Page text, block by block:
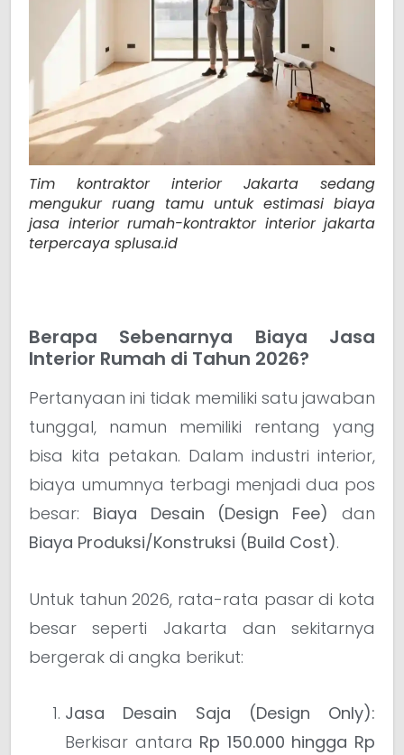
Tim kontraktor interior Jakarta sedang
mengukur ruang tamu untuk estimasi biaya
jasa interior rumah-kontraktor interior jakarta
terpercaya splusa.id
Berapa Sebenarnya Biaya Jasa
Interior Rumah di Tahun 2026?
Pertanyaan ini tidak memiliki satu jawaban
tunggal, namun memiliki rentang yang
bisa kita petakan. Dalam industri interior,
biaya umumnya terbagi menjadi dua pos
besar: Biaya Desain (Design Fee) dan
Biaya Produksi/Konstruksi (Build Cost).
Untuk tahun 2026, rata-rata pasar di kota
besar seperti Jakarta dan sekitarnya
bergerak di angka berikut:
Jasa Desain Saja (Design Only):
Berkisar antara Rp 150.000 hingga Rp